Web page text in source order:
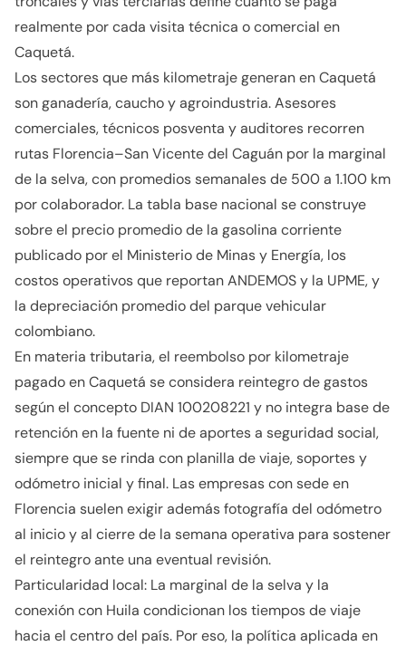
realmente por cada visita técnica o comercial en
Caquetá.
Los sectores que más kilometraje generan en Caquetá
son ganadería, caucho y agroindustria. Asesores
comerciales, técnicos posventa y auditores recorren
rutas Florencia–San Vicente del Caguán por la marginal
de la selva, con promedios semanales de 500 a 1.100 km
por colaborador. La tabla base nacional se construye
sobre el precio promedio de la gasolina corriente
publicado por el Ministerio de Minas y Energía, los
costos operativos que reportan ANDEMOS y la UPME, y
la depreciación promedio del parque vehicular
colombiano.
En materia tributaria, el reembolso por kilometraje
pagado en Caquetá se considera reintegro de gastos
según el concepto DIAN 100208221 y no integra base de
retención en la fuente ni de aportes a seguridad social,
siempre que se rinda con planilla de viaje, soportes y
odómetro inicial y final. Las empresas con sede en
Florencia suelen exigir además fotografía del odómetro
al inicio y al cierre de la semana operativa para sostener
el reintegro ante una eventual revisión.
Particularidad local: La marginal de la selva y la
conexión con Huila condicionan los tiempos de viaje
hacia el centro del país. Por eso, la política aplicada en